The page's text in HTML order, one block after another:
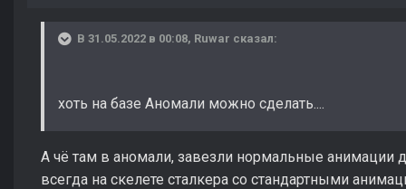
В 31.05.2022 в 00:08, Ruwar сказал:
хоть на базе Аномали можно сделать....
А чё там в аномали, завезли нормальные анимации
всегда на скелете сталкера со стандартными